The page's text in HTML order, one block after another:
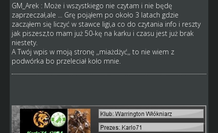
GM_Arek : Może i wszystkiego nie czytam i nie będę
zaprzeczał,ale ... Grę pojąłem po około 3 latach gdzie
zacząłem się liczyć w stawce ligi,a co do czytania info i reszty
jak piszesz,to mam już 50-kę na karku i czasu jest już brak
niestety.
A Twój wpis w moją stronę ,,miażdżyć,, to nie wiem z
podwórka bo przeleciał koło mnie.